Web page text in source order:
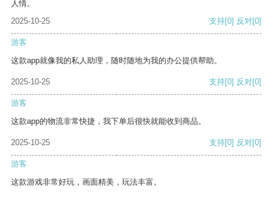
人情。
2025-10-25
支持[0] 反对[0]
游客
这款app就像我的私人助理，随时随地为我的办公提供帮助。
2025-10-25 支持[0] 反对[0]
游客
这款app的物流非常快捷，我下单后很快就能收到商品。
2025-10-25 支持[0] 反对[0]
游客
这款游戏非常好玩，画面精美，玩法丰富。